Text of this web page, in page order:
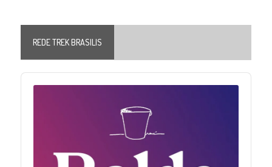
REDE TREK BRASILIS
Audio
Player